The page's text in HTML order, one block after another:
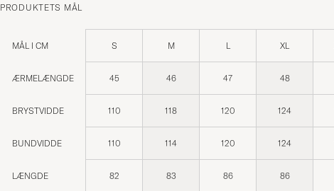
PRODUKTETS MÅL
MÅL I CM S M L XL
ÆRMELÆNGDE 45 46 47 48
BRYSTVIDDE 110 118 120 124
BUNDVIDDE 110 114 120 124
LÆNGDE 82 83 86 86